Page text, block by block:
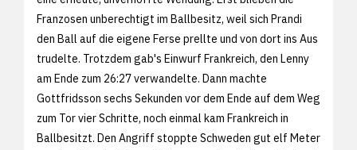
Franzosen unberechtigt im Ballbesitz, weil sich Prandi
den Ball auf die eigene Ferse prellte und von dort ins Aus
trudelte. Trotzdem gab's Einwurf Frankreich, den Lenny
am Ende zum 26:27 verwandelte. Dann machte
Gottfridsson sechs Sekunden vor dem Ende auf dem Weg
zum Tor vier Schritte, noch einmal kam Frankreich in
Ballbesitzt. Den Angriff stoppte Schweden gut elf Meter